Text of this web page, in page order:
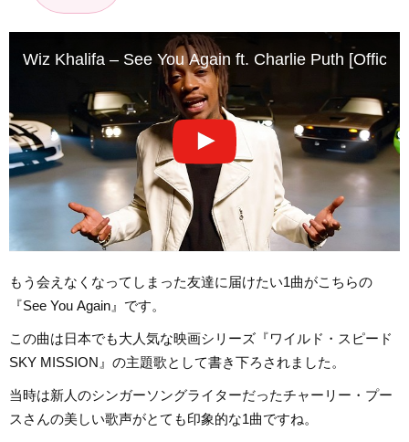
Wiz Khalifa – See You Again ft. Charlie Puth
もう会えなくなってしまった友達に届けたい1曲がこちらの
『See You Again』です。
この曲は日本でも大人気な映画シリーズ『ワイルド・スピード
SKY MISSION』の主題歌として書き下ろされました。
当時は新人のシンガーソングライターだったチャーリー・プー
スさんの美しい歌声がとても印象的な1曲ですね。